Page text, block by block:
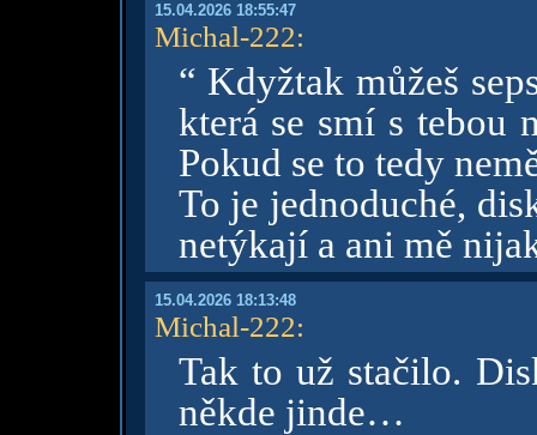
15.04.2026 18:55:47
Michal-222:
“ Kdyžtak můžeš
která se smí s tebou
Pokud se to tedy
To je jednoduché,
netýkají a ani mě
15.04.2026 18:13:48
Michal-222:
Tak to už stačilo.
někde jinde…